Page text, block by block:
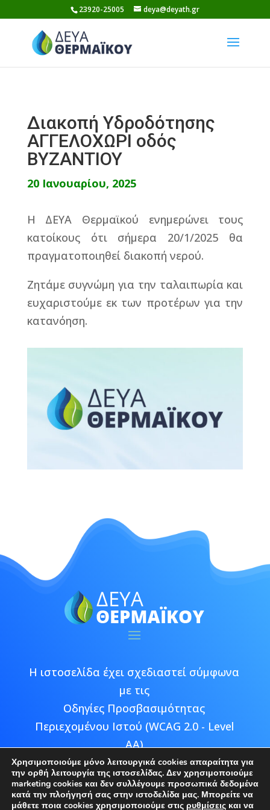
to
content
23920-25005 deya@deyath.gr
Διακοπή Υδροδότησης
ΑΓΓΕΛΟΧΩΡΙ οδός
ΒΥΖΑΝΤΙΟΥ
20 Ιανουαρίου, 2025
Η ΔΕΥΑ Θερμαϊκού ενημερώνει τους
κατοίκους ότι σήμερα 20/1/2025 θα
πραγματοποιηθεί διακοπή νερού.
Ζητάμε συγνώμη για την ταλαιπωρία και
ευχαριστούμε εκ των προτέρων για την
κατανόηση.
Η ιστοσελίδα έχει σχεδιαστεί σύμφωνα
με τις
Οδηγίες Προσβασιμότητας
Περιεχομένου Ιστού (WCAG 2.0 - Level
AA)
Χρησιμοποιούμε μόνο λειτουργικά cookies απαραίτητα για
την ορθή λειτουργία της ιστοσελίδας. Δεν χρησιμοποιούμε
marketing cookies και δεν συλλέγουμε προσωπικά δεδομένα
κατά την πλοήγησή σας στην ιστοδελίδα μας. Μπορείτε να
μάθετε ποια cookies χρησιμοποιούμε στις ρυθμίσεις και να